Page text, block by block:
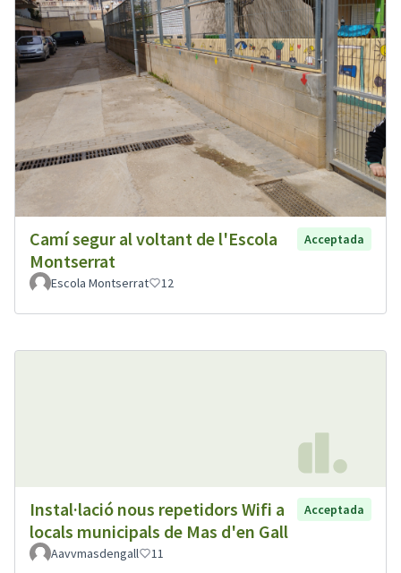
Camí segur al voltant de l'Escola
Montserrat
Acceptada
Escola Montserrat 12
Instal·lació nous repetidors Wifi a
locals municipals de Mas d'en Gall
Acceptada
Aavvmasdengall 11